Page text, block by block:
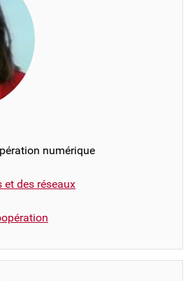
numérique
et des réseaux